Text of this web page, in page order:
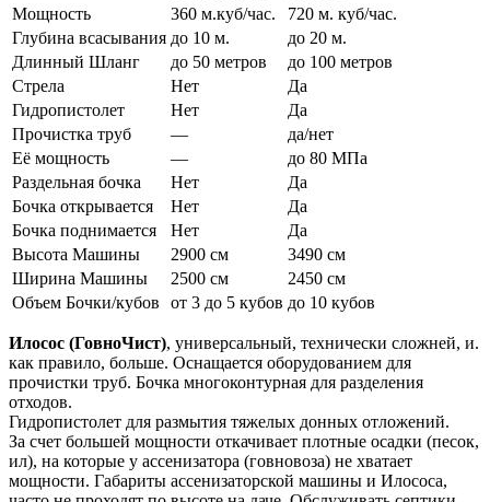
Мощность
360 м.куб/час.
720 м. куб/час.
Глубина всасывания до 10 м.
до 20 м.
Длинный Шланг
до 50 метров
до 100 метров
Стрела
Нет
Да
Гидропистолет
Нет
Да
Прочистка труб
—
да/нет
Её мощность
—
до 80 МПа
Раздельная бочка
Нет
Да
Бочка открывается
Нет
Да
Бочка поднимается
Нет
Да
Высота Машины
2900 см
3490 см
Ширина Машины
2500 см
2450 см
Объем Бочки/кубов
от 3 до 5 кубов до 10 кубов
Илосоc (ГовноЧист), универсальный, технически сложней, и.
как правило, больше. Оснащается оборудованием для
прочистки труб. Бочка многоконтурная для разделения
отходов.
Гидропистолет для размытия тяжелых донных отложений.
За счет большей мощности откачивает плотные осадки (песок,
ил), на которые у ассенизатора (говновоза) не хватает
мощности. Габариты ассенизаторской машины и Илососа,